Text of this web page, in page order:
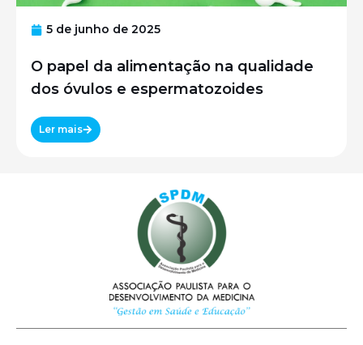
5 de junho de 2025
O papel da alimentação na qualidade
dos óvulos e espermatozoides
Ler mais